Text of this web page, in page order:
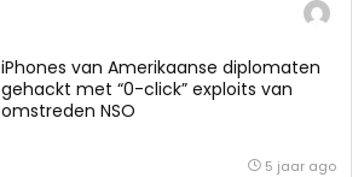
iPhones van Amerikaanse diplomaten
gehackt met “0-click” exploits van
omstreden NSO
5 jaar ago